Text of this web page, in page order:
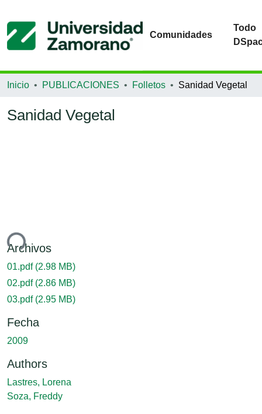
Comunidades
Todo
Inicio PUBLICACIONES Folletos Sanidad Vegetal
Sanidad Vegetal
Archivos
01.pdf (2.98 MB)
02.pdf (2.86 MB)
03.pdf (2.95 MB)
Fecha
2009
Authors
Lastres, Lorena
Soza, Freddy